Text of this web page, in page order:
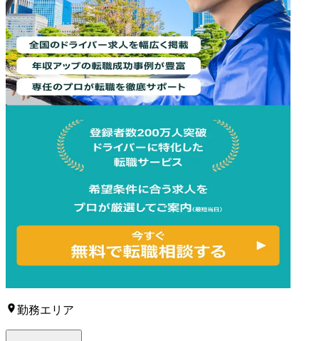
勤務エリア